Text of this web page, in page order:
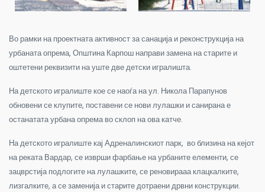
Во рамки на проектната активност за санација и реконструкција на
урбаната опрема, Општина Карпош направи замена на старите и
оштетени реквизити на уште две детски игралишта.
На детското игралиште кое се наоѓа на ул. Никола Парапунов
обновени се клупите, поставени се нови лулашки и санирана е
останатата урбана опрема во склоп на ова катче.
На детското игралиште кај Адреналинскиот парк, во близина на кејот
на реката Вардар, се изврши фарбање на урбаните елементи, се
зацврстија подлогите на лулашките, се реновирааа клацкалките,
лизгалките, а се заменија и старите дотраени дрвни конструкции.